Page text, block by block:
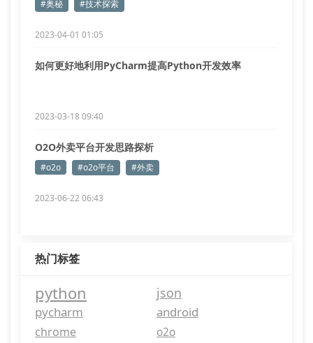
#奥秘 #技术探索
2023-04-01 01:05
如何更好地利用PyCharm提高Python开发效率
2023-03-18 09:40
O2O外卖平台开发思路探析
#o2o #o2o平台 #外卖
2023-06-22 06:43
热门标签
python json
pycharm android
chrome
o2o